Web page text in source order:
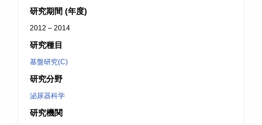
研究期間 (年度)
2012 – 2014
研究種目
基盤研究(C)
研究分野
泌尿器科学
研究機関